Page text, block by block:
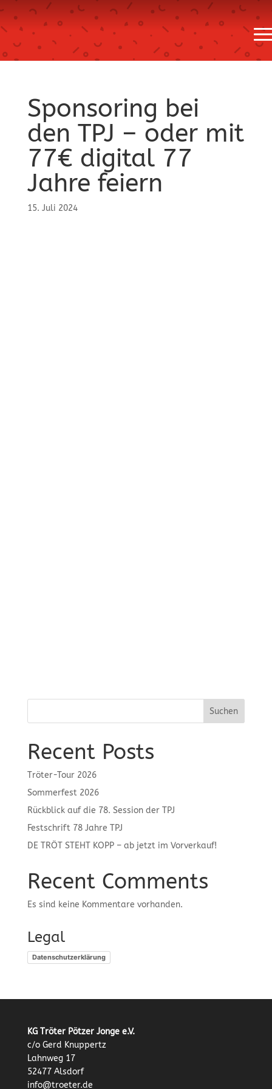
Sponsoring bei
den TPJ – oder mit
77€ digital 77
Jahre feiern
15. Juli 2024
Suchen
Recent Posts
Tröter-Tour 2026
Sommerfest 2026
Rückblick auf die 78. Session der TPJ
Festschrift 78 Jahre TPJ
DE TRÖT STEHT KOPP – ab jetzt im Vorverkauf!
Recent Comments
Es sind keine Kommentare vorhanden.
Legal
Datenschutzerklärung
KG Tröter Pötzer Jonge e.V.
c/o Gerd Knuppertz
Lahnweg 17
52477 Alsdorf
info@troeter.de